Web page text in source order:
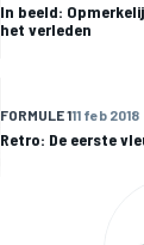
In beeld:
het verleden
FORMULE 111 feb 2018
Retro: De eerste